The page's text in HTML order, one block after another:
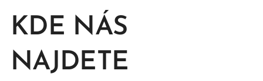
KDE NÁS
NAJDETE